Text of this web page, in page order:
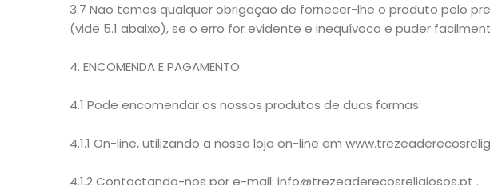
3.7 Não temos qualquer obrigação de fornecer-lhe o produto pelo
(vide 5.1 abaixo), se o erro for evidente e inequívoco e puder
4. ENCOMENDA E PAGAMENTO
4.1 Pode encomendar os nossos produtos de duas formas:
4.1.1 On-line, utilizando a nossa loja on-line em
4.1.2 Contactando-nos por e-mail: info@trezeaderecosreligiosos.pt .